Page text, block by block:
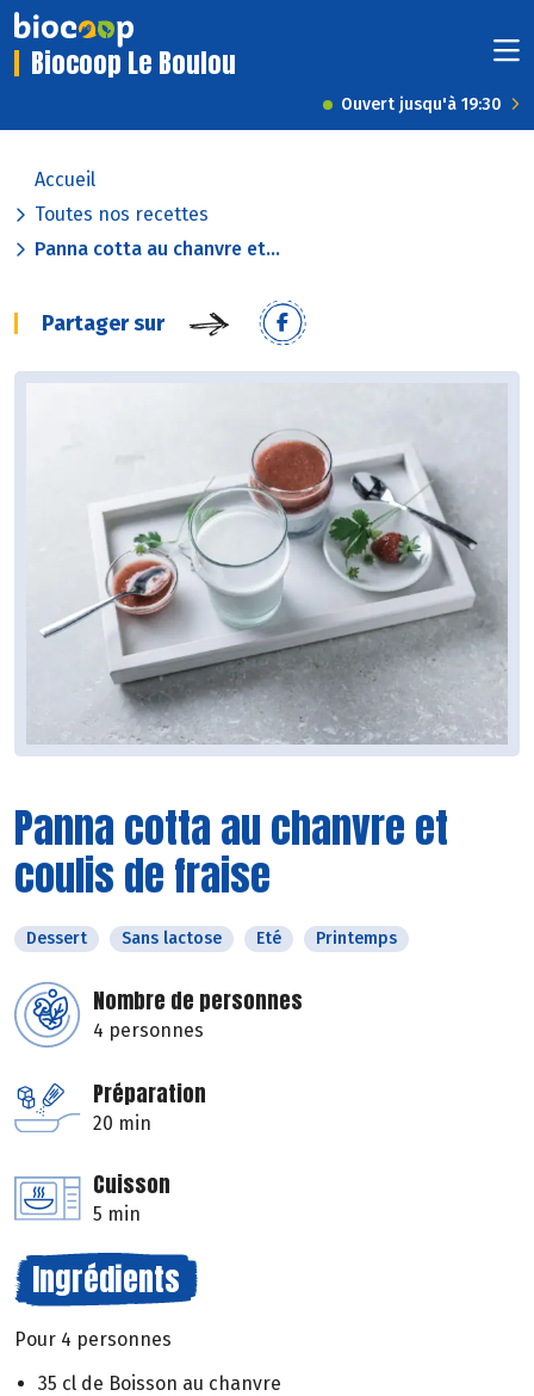
Biocoop Le Boulou
Ouvert jusqu'à 19:30
Accueil
Toutes nos recettes
Panna cotta au chanvre et...
Partager sur
Panna cotta au chanvre et
coulis de fraise
Dessert Sans lactose Eté Printemps
Nombre de personnes
4 personnes
Préparation
20 min
Cuisson
5 min
Ingrédients
Pour 4 personnes
35 cl de Boisson au chanvre